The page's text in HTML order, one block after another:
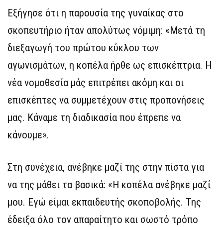
Εξήγησε ότι η παρουσία της γυναίκας στο
σκοπευτήριο ήταν απολύτως νόμιμη: «Μετά τη
διεξαγωγή του πρώτου κύκλου των
αγωνισμάτων, η κοπέλα ήρθε ως επισκέπτρια. Η
νέα νομοθεσία μάς επιτρέπει ακόμη και οι
επισκέπτες να συμμετέχουν στις προπονήσεις
μας. Κάναμε τη διαδικασία που έπρεπε να
κάνουμε».
Στη συνέχεια, ανέβηκε μαζί της στην πίστα για
να της μάθει τα βασικά: «Η κοπέλα ανέβηκε μαζί
μου. Εγώ είμαι εκπαιδευτής σκοποβολής. Της
έδειξα όλο τον απαραίτητο και σωστό τρόπο